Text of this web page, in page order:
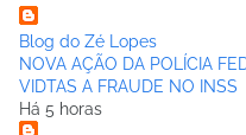
Blog do Zé Lopes
NOVA AÇÃO DA POLÍCIA
VIDTAS A FRAUDE NO INSS
Há 5 horas